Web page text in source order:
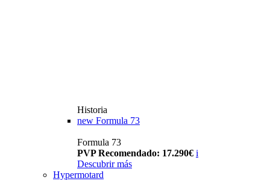
Historia
new Formula 73
Formula 73
PVP Recomendado: 17.290€ i
Descubrir más
Hypermotard